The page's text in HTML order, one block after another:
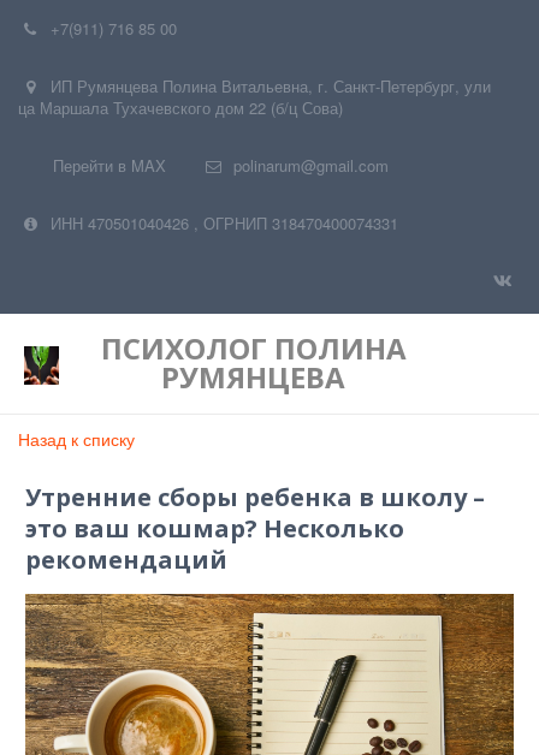
+7(911) 716 85 00
ИП Румянцева Полина Витальевна, г. Санкт-Петербург, ули
ца Маршала Тухачевского дом 22 (б/ц Сова)
Перейти в MAX polinarum@gmail.com
ИНН 470501040426 , ОГРНИП 318470400074331
ПСИХОЛОГ ПОЛИНА
РУМЯНЦЕВА
Назад к списку
Утренние сборы ребенка в школу –
это ваш кошмар? Несколько
рекомендаций